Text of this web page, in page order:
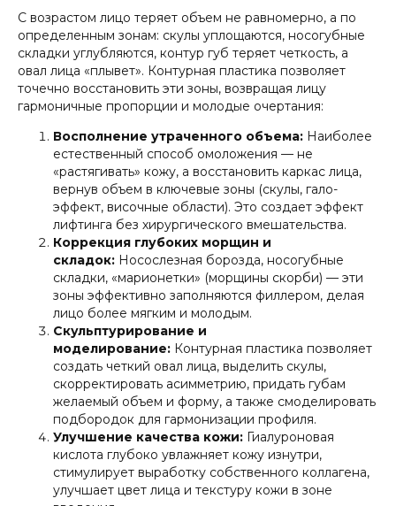
С возрастом лицо теряет объем не равномерно, а по
определенным зонам: скулы уплощаются, носогубные
складки углубляются, контур губ теряет четкость, а
овал лица «плывет». Контурная пластика позволяет
точечно восстановить эти зоны, возвращая лицу
гармоничные пропорции и молодые очертания:
Восполнение утраченного объема: Наиболее
естественный способ омоложения — не
«растягивать» кожу, а восстановить каркас лица,
вернув объем в ключевые зоны (скулы, гало-
эффект, височные области). Это создает эффект
лифтинга без хирургического вмешательства.
Коррекция глубоких морщин и
складок: Носослезная борозда, носогубные
складки, «марионетки» (морщины скорби) — эти
зоны эффективно заполняются филлером, делая
лицо более мягким и молодым.
Скульптурирование и
моделирование: Контурная пластика позволяет
создать четкий овал лица, выделить скулы,
скорректировать асимметрию, придать губам
желаемый объем и форму, а также смоделировать
подбородок для гармонизации профиля.
Улучшение качества кожи: Гиалуроновая
кислота глубоко увлажняет кожу изнутри,
стимулирует выработку собственного коллагена,
улучшает цвет лица и текстуру кожи в зоне